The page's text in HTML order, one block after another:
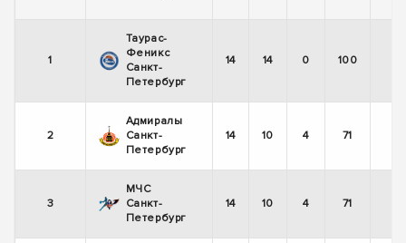
1
Таурас-
Феникс
Санкт-
Петербург
14 14 0 100
2
Адмиралы
Санкт-
Петербург
14 10 4 71
3
МЧС
Санкт-
Петербург
14 10 4 71